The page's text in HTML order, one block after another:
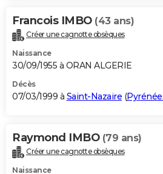
Francois IMBO (43 ans)
Créer une cagnotte obsèques
Naissance
30/09/1955 à ORAN ALGERIE
Décès
07/03/1999 à Saint-Nazaire (
Raymond IMBO (79 ans)
Créer une cagnotte obsèques
Naissance